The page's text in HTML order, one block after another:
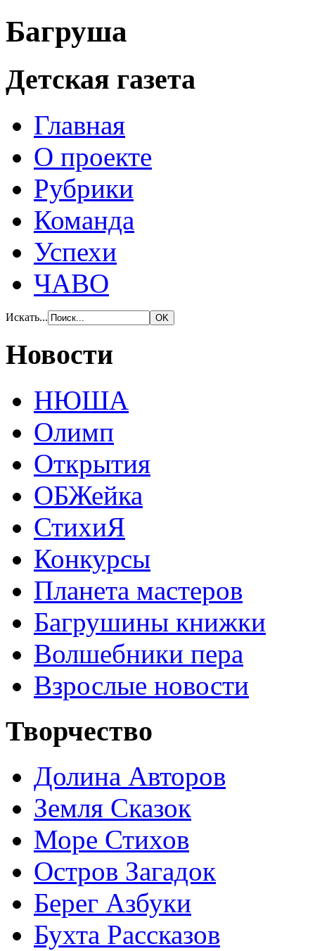
Багруша
Детская газета
Главная
О проекте
Рубрики
Команда
Успехи
ЧАВО
Искать...
Новости
НЮША
Олимп
Открытия
ОБЖейка
СтихиЯ
Конкурсы
Планета мастеров
Багрушины книжки
Волшебники пера
Взрослые новости
Творчество
Долина Авторов
Земля Сказок
Море Стихов
Остров Загадок
Берег Азбуки
Бухта Рассказов